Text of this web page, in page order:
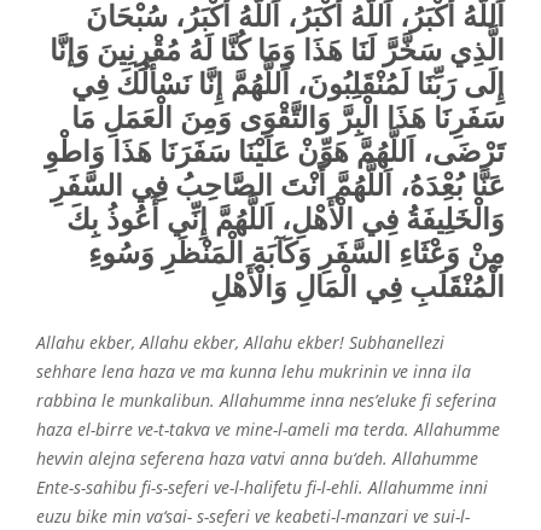
اَللَّهُ أَكْبَرُ، اَللَّهُ أَكْبَرُ، اَللَّهُ أَكْبَرُ، سُبْحَانَ
الَّذِي سَخَّرََّ لَنَا هَذَا وَمَا كُنَّا لَهُ مُقْرِنِينَ وَإنَّا
إِلَى رَبِّنَا لَمُنْقَلِبُونَ، اَللَّهُمَّ إِنَّا نَسْأَلُكَ فِي
سَفَرِنَا هَذَا الْبِرَّ وَالتَّقْوَى وَمِنَ الْعَمَلِ مَا
تَرْضَى، اَللَّهُمَّ هَوِّنْ عَلَيْنَا سَفَرَنَا هَذَا وَاطْوِ
عَنَّا بُعِْدَهُ، اَللَّهُمَّ أَنْتَ الصَّاحِبُ فِي السَّفَرِ
وَالْخَلِيفَةُ فِي الْأَهْلِ، اَللَّهُمَّ إِنِّي أَعُوذُ بِكَ
مِنْ وَعْثَاءِ السَّفَرِ وَكَآبَةِ الْمَنْظَرِ وَسُوءِ
الْمُنْقَلَبِ فِي الْمَالِ وَالْأَهْلِ
Allahu ekber, Allahu ekber, Allahu ekber! Subhanellezi
sehhare lena haza ve ma kunna lehu mukrinin ve inna ila
rabbina le munkalibun. Allahumme inna nes’eluke fi seferina
haza el-birre ve-t-takva ve mine-l-ameli ma terda. Allahumme
hevvin alejna seferena haza vatvi anna bu‘deh. Allahumme
Ente-s-sahibu fi-s-seferi ve-l-halifetu fi-l-ehli. Allahumme inni
euzu bike min va‘sai- s-seferi ve keabeti-l-manzari ve sui-l-